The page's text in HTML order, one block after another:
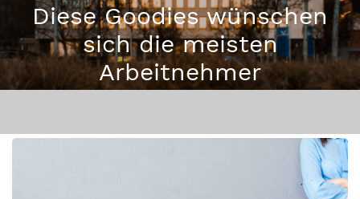
Diese Goodies wünschen
sich die meisten
Arbeitnehmer